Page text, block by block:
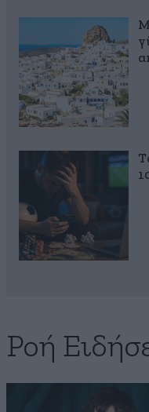
Ροή